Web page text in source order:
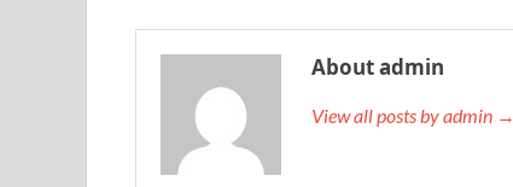
About admin
View all posts by admin →